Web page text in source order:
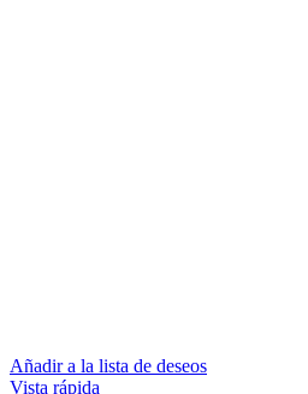
Añadir a la lista de deseos
Vista rápida